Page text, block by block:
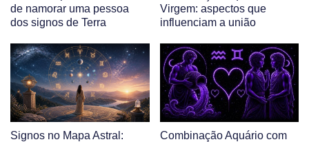
de namorar uma pessoa
dos signos de Terra
Virgem: aspectos que
influenciam a união
Signos no Mapa Astral:
Combinação Aquário com